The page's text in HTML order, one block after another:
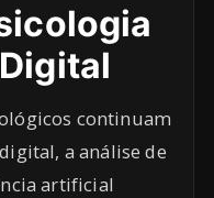
continuam
a análise de
artificial